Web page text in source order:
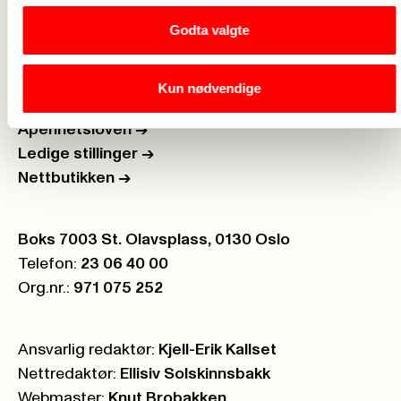
Godta valgte
Kun nødvendige
Brosjyrer og materiell ->
Åpenhetsloven->
Ledige stillinger ->
Nettbutikken ->
Postboks:
Boks 7003 St. Olavsplass, 0130 Oslo
Telefon: 23 06 40 00
Org.nr.: 971 075 252
Ansvarlig redaktør: Kjell-Erik Kallset
Nettredaktør: Ellisiv Solskinnsbakk